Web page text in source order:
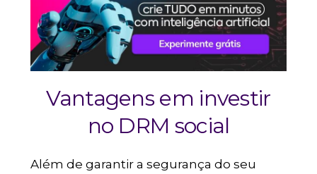
Vantagens em investir
no DRM social
Além de garantir a segurança do seu